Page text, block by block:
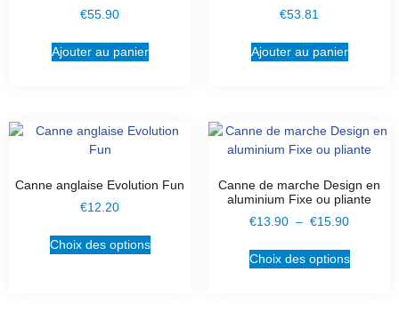
€55.90
Ajouter au panier
€53.81
Ajouter au panier
Canne anglaise Evolution Fun
€12.20
Choix des options
Canne de marche Design en
aluminium Fixe ou pliante
€13.90 – €15.90
Choix des options